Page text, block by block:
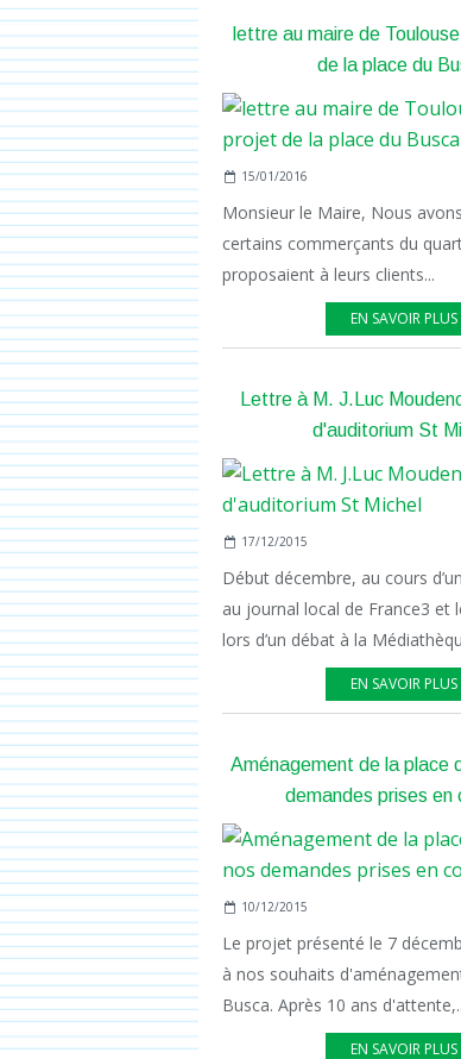
lettre au maire de
de la place du
15/01/2016
Monsieur le Maire, Nous
certains commerçants du
proposaient à leurs clients...
EN SAVOIR PLUS
Lettre à M. J.Luc
d'auditorium St
17/12/2015
Début décembre, au cours
au journal local de France3 et
lors d’un débat à la
EN SAVOIR PLUS
Aménagement de la place
demandes prises en
10/12/2015
Le projet présenté le 7
à nos souhaits
Busca. Après 10 ans
EN SAVOIR PLUS